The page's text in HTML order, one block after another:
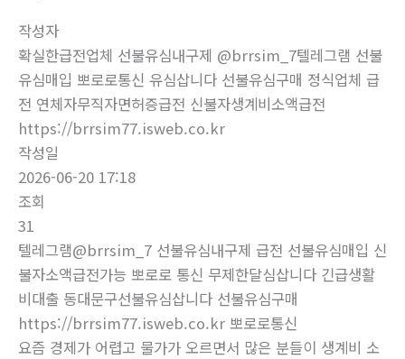
작성자
확실한급전업체 선불유심내구제 @brrsim_7텔레그램 선불
유심매입 뽀로로통신 유심삽니다 선불유심구매 정식업체 급
전 연체자무직자면허증급전 신불자생계비소액급전
https://brrsim77.isweb.co.kr
작성일
2026-06-20 17:18
조회
31
텔레그램@brrsim_7 선불유심내구제 급전 선불유심매입 신
불자소액급전가능 뽀로로 통신 무제한달심삽니다 긴급생활
비대출 동대문구선불유심삽니다 선불유심구매
https://brrsim77.isweb.co.kr 뽀로로통신
요즘 경제가 어렵고 물가가 오르면서 많은 분들이 생계비 소